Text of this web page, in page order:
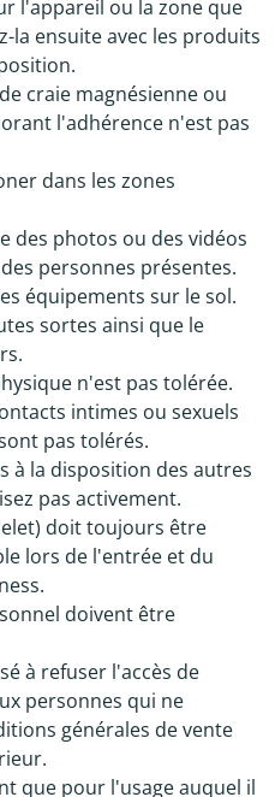
l'appareil ou la zone que
la ensuite avec les produits
craie magnésienne ou
l'adhérence n'est pas
dans les zones
des photos ou des vidéos
personnes présentes.
équipements sur le sol.
sortes ainsi que le
n'est pas tolérée.
intimes ou sexuels
pas tolérés.
à la disposition des autres
pas activement.
doit toujours être
lors de l'entrée et du
doivent être
à refuser l'accès de
personnes qui ne
générales de vente
que pour l'usage auquel il